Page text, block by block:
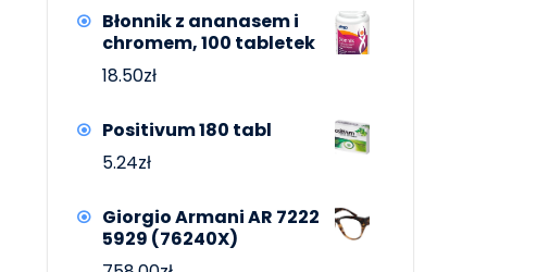
Błonnik z ananasem i
chromem, 100 tabletek
18.50zł
Positivum 180 tabl
5.24zł
Giorgio Armani AR 7222
5929 (76240X)